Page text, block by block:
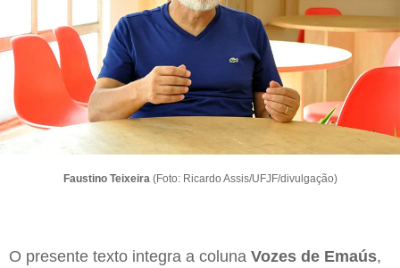
Faustino Teixeira(Foto: Ricardo Assis/UFJF/divulgação)
O presente texto integra a coluna Vozes de Emaús,